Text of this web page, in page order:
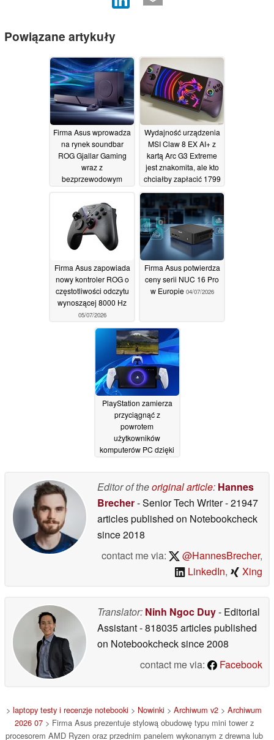
Powiązane artykuły
Firma Asus wprowadza
na rynek soundbar
ROG Gjallar Gaming
wraz z
bezprzewodowym
sterowania dźwiękiem
10/07/2026
Wydajność urządzenia
MSI Claw 8 EX AI+ z
kartą Arc G3 Extreme
jest znakomita, ale kto
chciałby zapłacić 1799
przenośne?
06/07/2026
Firma Asus zapowiada
nowy kontroler ROG o
częstotliwości odczytu
wynoszącej 8000 Hz
05/07/2026
Firma Asus potwierdza
ceny serii NUC 16 Pro
w Europie 04/07/2026
PlayStation zamierza
przyciągnąć z
powrotem
użytkowników
komputerów PC dzięki
ekskluzywnym tytułom
Editor of theoriginal article: Hannes
Brecher- Senior Tech Writer- 21947
articles published on Notebookcheck
since 2018
contact me via:
@HannesBrecher,
LinkedIn, Xing
Translator: Ninh Ngoc Duy- Editorial
Assistant- 818035 articles published
on Notebookchecksince 2008
contact me via:
Facebook
> laptopy testy i recenzje notebooki > Nowinki > Archiwum v2 > Archiwum
2026 07> Firma Asus prezentuje stylową obudowę typu mini tower z
procesorem AMD Ryzen oraz przednim panelem wykonanym z drewna lub